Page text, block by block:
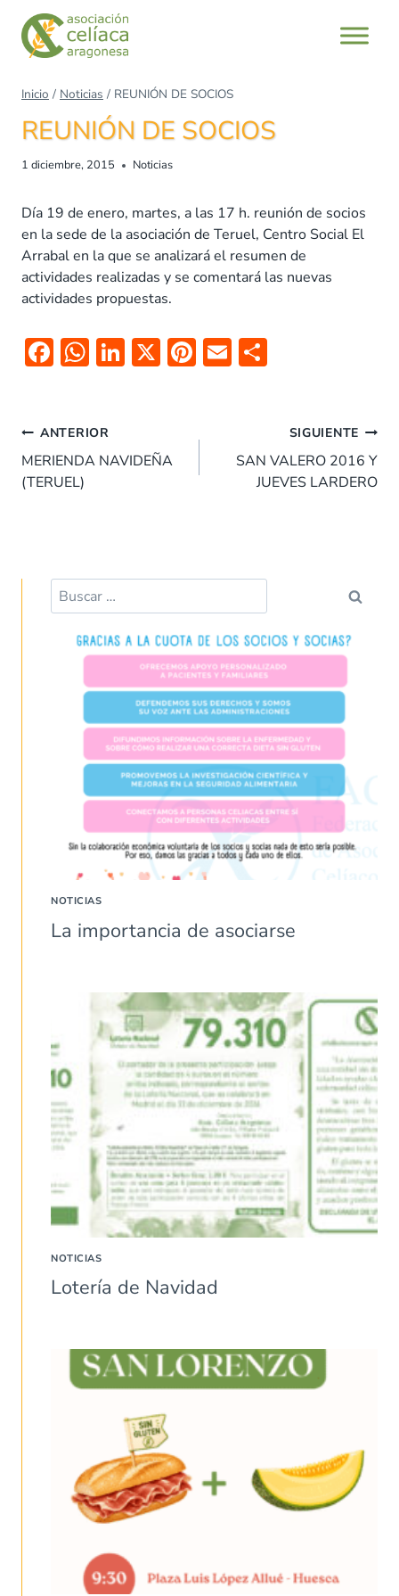
Saltar
contenido
Inicio / Noticias / REUNIÓN DE SOCIOS
REUNIÓN DE SOCIOS
1 diciembre, 2015 Noticias
Día 19 de enero, martes, a las 17 h. reunión de socios
en la sede de la asociación de Teruel, Centro Social El
Arrabal en la que se analizará el resumen de
actividades realizadas y se comentará las nuevas
actividades propuestas.
F
b
o
o
W
s
A
Li
dI
X Pi
es
t
E
ar
tir
Navegación
de
entradas
ANTERIOR
MERIENDA NAVIDEÑA
(TERUEL)
SIGUIENTE
SAN VALERO 2016 Y
JUEVES LARDERO
Buscar:
NOTICIAS
La importancia de asociarse
NOTICIAS
Lotería de Navidad